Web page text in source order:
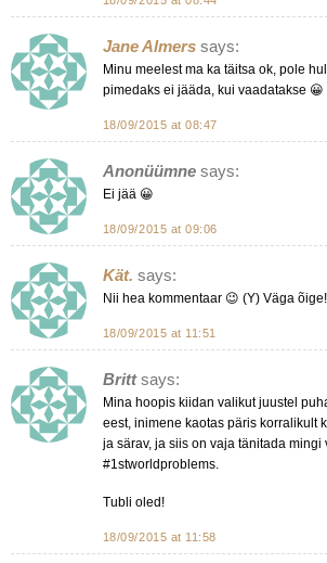
Jane Almers says:
Minu meelest ma ka täitsa ok, pole
pimedaks ei jääda, kui vaadatakse 😀
18/09/2015 at 08:47
Anonüümne says:
Ei jää 😀
18/09/2015 at 09:06
Kät. says:
Nii hea kommentaar 😉 (Y) Väga õige!
18/09/2015 at 11:51
Britt says:
Mina hoopis kiidan valikut juustel
eest, inimene kaotas päris korralikult
ja särav, ja siis on vaja tänitada mingi
#1stworldproblems.
Tubli oled!
18/09/2015 at 11:58